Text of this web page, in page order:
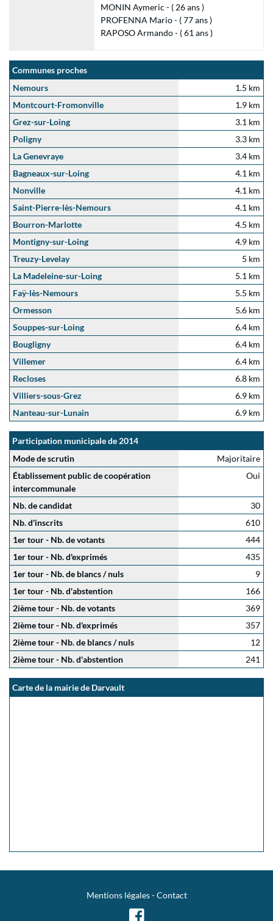
MONIN Aymeric - ( 26 ans )
PROFENNA Mario - ( 77 ans )
RAPOSO Armando - ( 61 ans )
Communes proches
Nemours
1.5 km
Montcourt-Fromonville
1.9 km
Grez-sur-Loing
3.1 km
Poligny
3.3 km
La Genevraye
3.4 km
Bagneaux-sur-Loing
4.1 km
Nonville
4.1 km
Saint-Pierre-lès-Nemours
4.1 km
Bourron-Marlotte
4.5 km
Montigny-sur-Loing
4.9 km
Treuzy-Levelay
5 km
La Madeleine-sur-Loing
5.1 km
Faÿ-lès-Nemours
5.5 km
Ormesson
5.6 km
Souppes-sur-Loing
6.4 km
Bougligny
6.4 km
Villemer
6.4 km
Recloses
6.8 km
Villiers-sous-Grez
6.9 km
Nanteau-sur-Lunain
6.9 km
Participation municipale de 2014
Mode de scrutin
Majoritaire
Établissement public de coopération
intercommunale
Oui
Nb. de candidat
30
Nb. d'inscrits
610
1er tour - Nb. de votants
444
1er tour - Nb. d'exprimés
435
1er tour - Nb. de blancs / nuls
9
1er tour - Nb. d'abstention
166
2ième tour - Nb. de votants
369
2ième tour - Nb. d'exprimés
357
2ième tour - Nb. de blancs / nuls
12
2ième tour - Nb. d'abstention
241
Carte de la mairie de Darvault
Mentions légales-Contact